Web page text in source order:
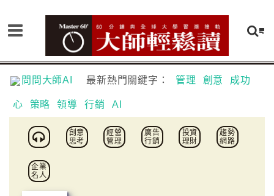
問問大師AI 最新熱門關鍵字： 管理 創意 成功
心 策略 領導 行銷 AI
創意
思考
經營
管理
廣告
行銷
投資
理財
趨勢
網路
企業
名人